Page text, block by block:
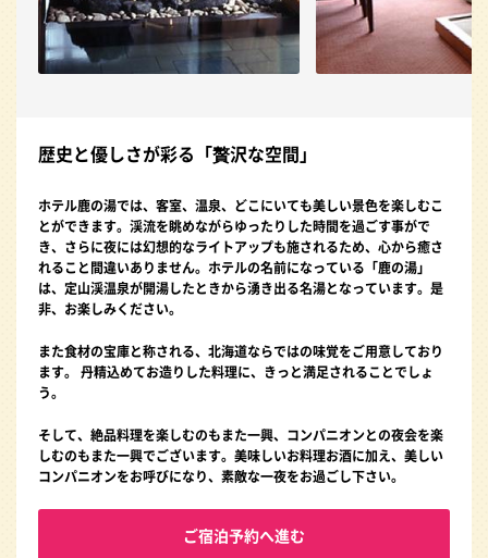
歴史と優しさが彩る「贅沢な空間」
ホテル鹿の湯では、客室、温泉、どこにいても美しい景色を楽しむこ
とができます。渓流を眺めながらゆったりした時間を過ごす事がで
き、さらに夜には幻想的なライトアップも施されるため、心から癒さ
れること間違いありません。ホテルの名前になっている「鹿の湯」
は、定山渓温泉が開湯したときから湧き出る名湯となっています。是
非、お楽しみください。
また食材の宝庫と称される、北海道ならではの味覚をご用意しており
ます。 丹精込めてお造りした料理に、きっと満足されることでしょ
う。
そして、絶品料理を楽しむのもまた一興、コンパニオンとの夜会を楽
しむのもまた一興でございます。美味しいお料理お酒に加え、美しい
コンパニオンをお呼びになり、素敵な一夜をお過ごし下さい。
ご宿泊予約へ進む